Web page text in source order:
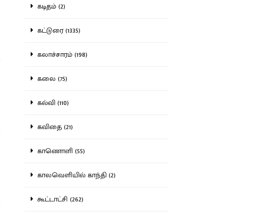
கடிதம் (2)
கட்டுரை (1335)
கலாச்சாரம் (198)
கலை (75)
கல்வி (110)
கவிதை (21)
காணொளி (55)
காலவெளியில் காந்தி (2)
கூட்டாட்சி (262)